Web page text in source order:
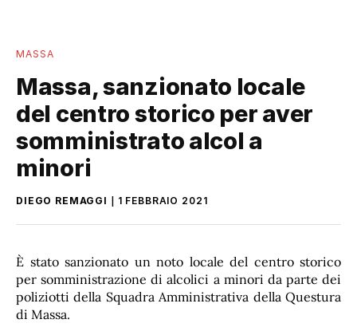
MASSA
Massa, sanzionato locale
del centro storico per aver
somministrato alcol a
minori
DIEGO REMAGGI 1 FEBBRAIO 2021
È stato sanzionato un noto locale del centro storico
per somministrazione di alcolici a minori da parte dei
poliziotti della Squadra Amministrativa della Questura
di Massa.